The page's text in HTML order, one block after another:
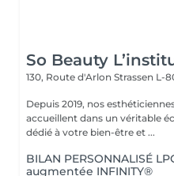
So Beauty
130, Route d'Arlon Strassen L-
Depuis 2019, nos
accueillent dans un véritable
dédié à votre bien-être et ...
BILAN PERSONNALISÉ
augmentée INFINITY®